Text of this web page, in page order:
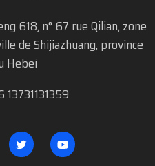
618, n° 67 rue Qilian, zone
de Shijiazhuang, province
Hebei
13731131359